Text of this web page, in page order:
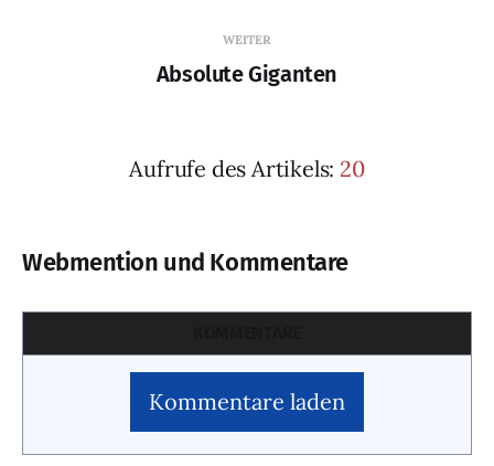
WEITER
Absolute Giganten
Aufrufe des Artikels: 20
Webmention und Kommentare
Kommentare laden